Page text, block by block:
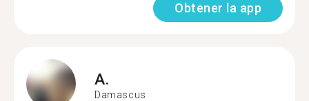
Obtener la app
A.
Damascus